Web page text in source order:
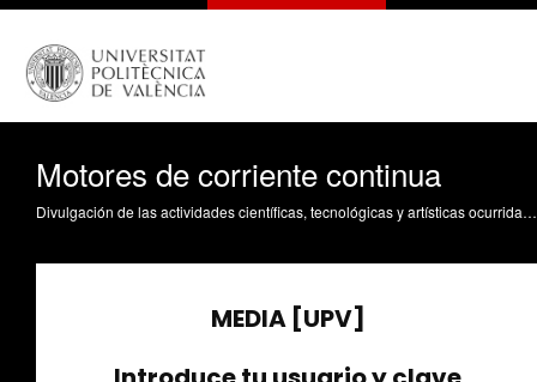
Motores de corriente continua
Divulgación de las actividades científicas, tecnológicas y artísticas ocurridas en los tres campus de la UPV